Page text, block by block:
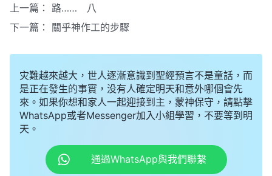
上一篇： 路…… 八
下一篇： 關乎神作工的步驟
灾難越來越大，世人逐漸意識到聖經預言不是童話，而
是正在發生的事實，没有人確定明天和意外哪個會先
來。如果你想和家人一起迎接到主，蒙神保守，請點擊
WhatsApp或者Messenger加入小組學習，不要等到明
天。
通過WhatsApp與我們聯繫